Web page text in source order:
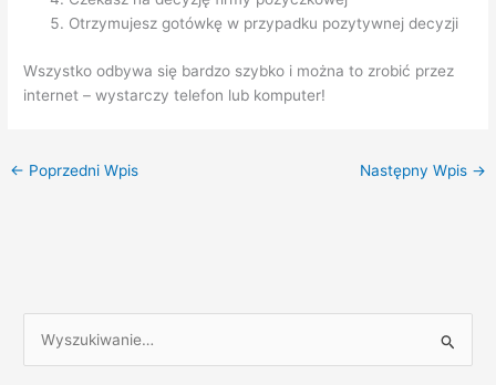
Otrzymujesz gotówkę w przypadku pozytywnej decyzji
Wszystko odbywa się bardzo szybko i można to zrobić przez
internet – wystarczy telefon lub komputer!
← Poprzedni Wpis Następny Wpis →